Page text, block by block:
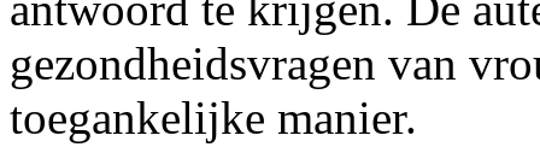
gezondheidsvragen van
toegankelijke manier.